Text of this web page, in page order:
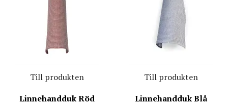
Till produkten
Linnehandduk Röd
Till produkten
Linnehandduk Blå